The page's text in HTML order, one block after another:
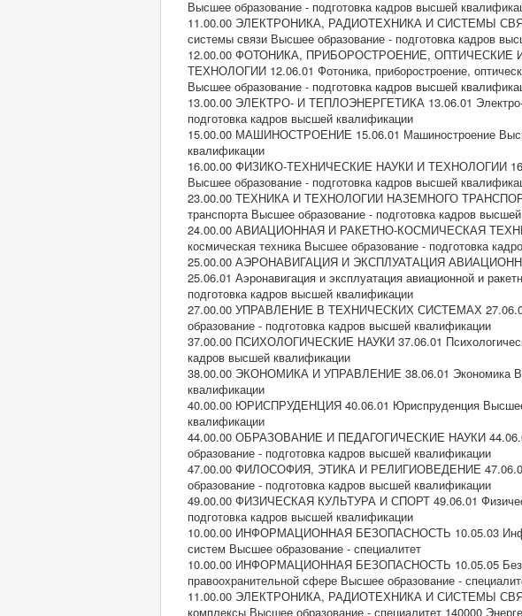
Высшее образование - подготовка кадров высшей
11.00.00 ЭЛЕКТРОНИКА, РАДИОТЕХНИКА И СИСТЕМЫ СВЯЗИ
системы связи Высшее образование - подготовка кадров
12.00.00 ФОТОНИКА, ПРИБОРОСТРОЕНИЕ,
ТЕХНОЛОГИИ 12.06.01 Фотоника, приборостроение,
Высшее образование - подготовка кадров высшей
13.00.00 ЭЛЕКТРО- И ТЕПЛОЭНЕРГЕТИКА 13.06.01 Электро-
подготовка кадров высшей квалификации
15.00.00 МАШИНОСТРОЕНИЕ 15.06.01 Машиностроение
квалификации
16.00.00 ФИЗИКО-ТЕХНИЧЕСКИЕ НАУКИ И ТЕХНОЛОГИИ
Высшее образование - подготовка кадров высшей
23.00.00 ТЕХНИКА И ТЕХНОЛОГИИ НАЗЕМНОГО ТРАНСПОРТА
транспорта Высшее образование - подготовка кадров
24.00.00 АВИАЦИОННАЯ И РАКЕТНО-КОСМИЧЕСКАЯ
космическая техника Высшее образование - подготовка
25.00.00 АЭРОНАВИГАЦИЯ И ЭКСПЛУАТАЦИЯ
25.06.01 Аэронавигация и эксплуатация авиационной и
подготовка кадров высшей квалификации
27.00.00 УПРАВЛЕНИЕ В ТЕХНИЧЕСКИХ СИСТЕМАХ 27.06.01
образование - подготовка кадров высшей квалификации
37.00.00 ПСИХОЛОГИЧЕСКИЕ НАУКИ 37.06.01
кадров высшей квалификации
38.00.00 ЭКОНОМИКА И УПРАВЛЕНИЕ 38.06.01 Экономика
квалификации
40.00.00 ЮРИСПРУДЕНЦИЯ 40.06.01 Юриспруденция Высшее
квалификации
44.00.00 ОБРАЗОВАНИЕ И ПЕДАГОГИЧЕСКИЕ НАУКИ
образование - подготовка кадров высшей квалификации
47.00.00 ФИЛОСОФИЯ, ЭТИКА И РЕЛИГИОВЕДЕНИЕ 47.06.01
образование - подготовка кадров высшей квалификации
49.00.00 ФИЗИЧЕСКАЯ КУЛЬТУРА И СПОРТ 49.06.01
подготовка кадров высшей квалификации
10.00.00 ИНФОРМАЦИОННАЯ БЕЗОПАСНОСТЬ 10.05.03
систем Высшее образование - специалитет
10.00.00 ИНФОРМАЦИОННАЯ БЕЗОПАСНОСТЬ 10.05.05
правоохранительной сфере Высшее образование -
11.00.00 ЭЛЕКТРОНИКА, РАДИОТЕХНИКА И СИСТЕМЫ
комплексы Высшее образование - специалитет 140000